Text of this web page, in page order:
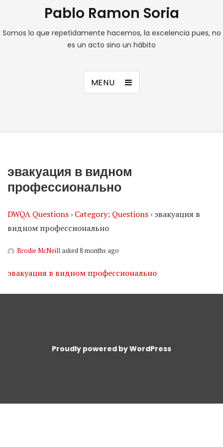
Pablo Ramon Soria
Somos lo que repetidamente hacemos, la excelencia pues, no
es un acto sino un hábito
MENU
эвакуация в видном
профессионально
DWQA Questions › Category: Questions › эвакуация в
видном профессионально
Brodie McNeillasked 8 months ago
эвакуация в видном профессионально
Proudly powered by WordPress